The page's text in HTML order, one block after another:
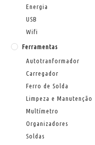
Energia
USB
Wifi
Ferramentas
Autotranformador
Carregador
Ferro de Solda
Limpeza e Manutenção
Multímetro
Organizadores
Soldas